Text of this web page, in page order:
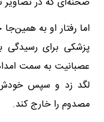
اما رفتار او به
پزشکی برای رسیدگی
عصبانیت به سمت
لگد زد و سپس خودش
مصدوم را خارج کند.